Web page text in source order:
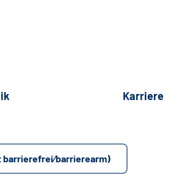
Karriere
barrierefrei⁄barrierearm)